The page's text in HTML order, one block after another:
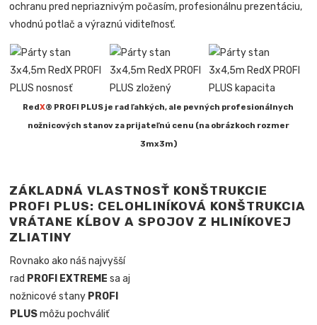
ochranu pred nepriaznivým počasím, profesionálnu prezentáciu,
vhodnú potlač a výraznú viditeľnosť.
RedX® PROFI PLUS je rad ľahkých, ale pevných profesionálnych
nožnicových stanov za prijateľnú cenu (na obrázkoch rozmer
3mx3m)
ZÁKLADNÁ VLASTNOSŤ KONŠTRUKCIE
PROFI PLUS: CELOHLINÍKOVÁ KONŠTRUKCIA
VRÁTANE KĹBOV A SPOJOV Z HLINÍKOVEJ
ZLIATINY
Rovnako ako náš najvyšší
rad PROFI EXTREME sa aj
nožnicové stany PROFI
PLUSmôžu pochváliť